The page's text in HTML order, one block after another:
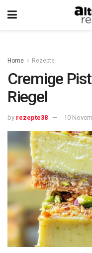
Home Rezepte
Cremige
Riegel
by rezepte38 10